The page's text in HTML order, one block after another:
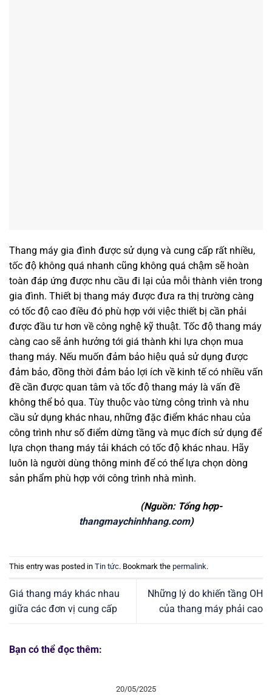
Thang máy gia đình được sử dụng và cung cấp rất nhiều,
tốc độ không quá nhanh cũng không quá chậm sẽ hoàn
toàn đáp ứng được nhu cầu đi lại của mỗi thành viên trong
gia đình. Thiết bị thang máy được đưa ra thị trường càng
có tốc độ cao điều đó phù hợp với việc thiết bị cần phải
được đầu tư hơn về công nghệ kỹ thuật. Tốc độ thang máy
càng cao sẽ ảnh hưởng tới giá thành khi lựa chọn mua
thang máy. Nếu muốn đảm bảo hiệu quả sử dụng được
đảm bảo, đồng thời đảm bảo lợi ích về kinh tế có nhiều vấn
đề cần được quan tâm và tốc độ thang máy là vấn đề
không thể bỏ qua. Tùy thuộc vào từng công trình và nhu
cầu sử dụng khác nhau, những đặc điểm khác nhau của
công trình như số điểm dừng tầng và mục đích sử dụng để
lựa chọn thang máy tải khách có tốc độ khác nhau. Hãy
luôn là người dùng thông minh để có thể lựa chọn dòng
sản phẩm phù hợp với công trình nhà mình.
(Nguồn: Tổng hợp-
thangmaychinhhang.com)
This entry was posted in Tin tức. Bookmark the permalink.
Giá thang máy khác nhau
giữa các đơn vị cung cấp
Những lý do khiến tầng OH
của thang máy phải cao
Bạn có thể đọc thêm:
20/05/2025